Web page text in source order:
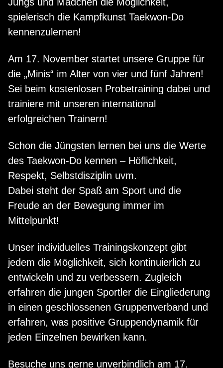
spielerisch die Kampfkunst Taekwon-Do
kennenzulernen!
Am 17. November startet unsere Gruppe für
die „Minis“ im Alter von vier und fünf Jahren!
Sei beim kostenlosen Probetraining dabei und
trainiere mit unseren international
erfolgreichen Trainern!
Schon die Jüngsten lernen bei uns die Werte
des Taekwon-Do kennen – Höflichkeit,
Respekt, Selbstdisziplin uvm.
Dabei steht der Spaß am Sport und die
Freude an der Bewegung immer im
Mittelpunkt!
Unser individuelles Trainingskonzept gibt
jedem die Möglichkeit, sich kontinuierlich zu
entwickeln und zu verbessern. Zugleich
erfahren die jungen Sportler die Eingliederung
in einen geschlossenen Gruppenverband und
erfahren, was positive Gruppendynamik für
jeden Einzelnen bewirken kann.
Besuche uns gerne unverbindlich am 17.